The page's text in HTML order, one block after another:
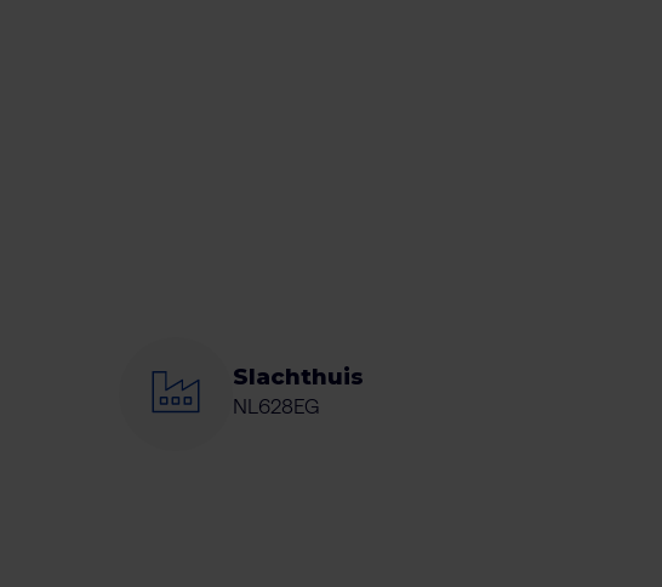
Slachthuis
NL628EG